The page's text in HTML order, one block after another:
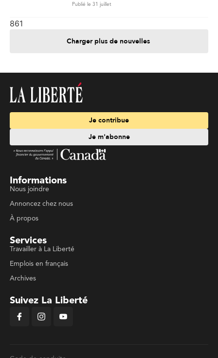
Publié le 31 juillet
861
Charger plus de nouvelles
Je contribue
Je m'abonne
Informations
Nous joindre
Annoncez chez nous
À propos
Services
Travailler à La Liberté
Emplois en français
Archives
Suivez La Liberté